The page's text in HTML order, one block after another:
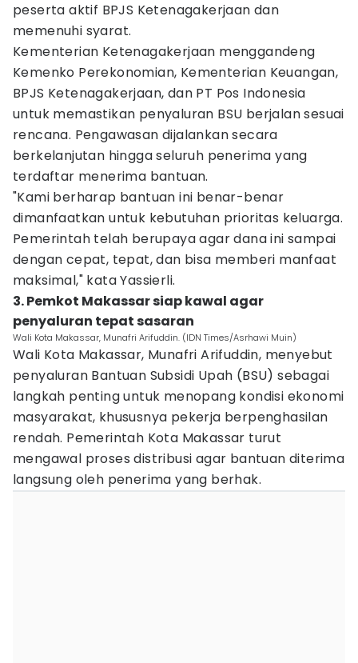
peserta aktif BPJS Ketenagakerjaan dan
memenuhi syarat.
Kementerian Ketenagakerjaan menggandeng
Kemenko Perekonomian, Kementerian Keuangan,
BPJS Ketenagakerjaan, dan PT Pos Indonesia
untuk memastikan penyaluran BSU berjalan sesuai
rencana. Pengawasan dijalankan secara
berkelanjutan hingga seluruh penerima yang
terdaftar menerima bantuan.
"Kami berharap bantuan ini benar-benar
dimanfaatkan untuk kebutuhan prioritas keluarga.
Pemerintah telah berupaya agar dana ini sampai
dengan cepat, tepat, dan bisa memberi manfaat
maksimal," kata Yassierli.
3. Pemkot Makassar siap kawal agar
penyaluran tepat sasaran
Wali Kota Makassar, Munafri Arifuddin. (IDN Times/Asrhawi Muin)
Wali Kota Makassar, Munafri Arifuddin, menyebut
penyaluran Bantuan Subsidi Upah (BSU) sebagai
langkah penting untuk menopang kondisi ekonomi
masyarakat, khususnya pekerja berpenghasilan
rendah. Pemerintah Kota Makassar turut
mengawal proses distribusi agar bantuan diterima
langsung oleh penerima yang berhak.